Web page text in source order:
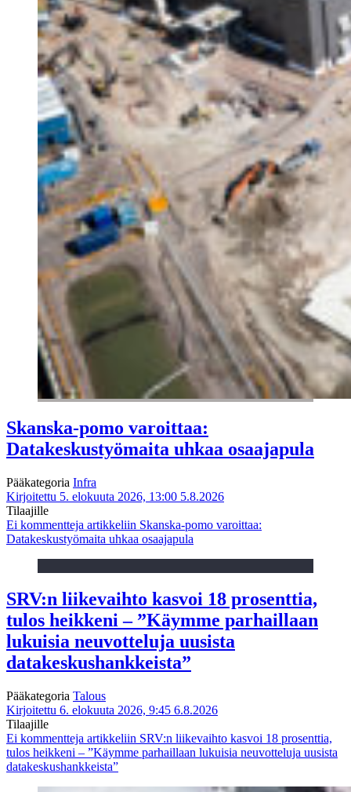
Skanska-pomo varoittaa:
Datakeskustyömaita uhkaa osaajapula
Pääkategoria Infra
Kirjoitettu 5. elokuuta 2026, 13:00 5.8.2026
Tilaajille
Ei kommentteja artikkeliin Skanska-pomo varoittaa:
Datakeskustyömaita uhkaa osaajapula
SRV:n liikevaihto kasvoi 18 prosenttia,
tulos heikkeni – ”Käymme parhaillaan
lukuisia neuvotteluja uusista
datakeskushankkeista”
Pääkategoria Talous
Kirjoitettu 6. elokuuta 2026, 9:45 6.8.2026
Tilaajille
Ei kommentteja artikkeliin SRV:n liikevaihto kasvoi 18 prosenttia,
tulos heikkeni – ”Käymme parhaillaan lukuisia neuvotteluja uusista
datakeskushankkeista”